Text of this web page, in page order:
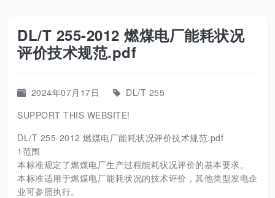
DL/T 255-2012 燃煤电厂能耗状况
评价技术规范.pdf
2024年07月17日
DL/T 255
SUPPORT THIS WEBSITE!
DL/T 255-2012 燃煤电厂能耗状况评价技术规范.pdf
1范围
本标准规定了燃煤电厂生产过程能耗状况评价的基本要求。
本标准适用于燃煤电厂能耗状况的技术评价，其他类型发电企
业可参照执行。